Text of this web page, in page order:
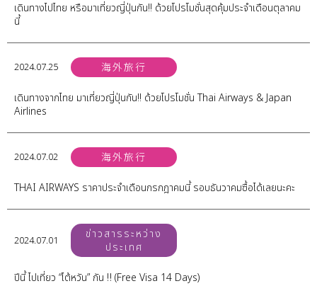
เดินทางไปไทย หรือมาเที่ยวญี่ปุ่นกัน!! ด้วยโปรโมชั่นสุดคุ้มประจำเดือนตุลาคม
นี้
2024.07.25 海外旅行
เดินทางจากไทย มาเที่ยวญี่ปุ่นกัน!! ด้วยโปรโมชั่น Thai Airways & Japan
Airlines
2024.07.02 海外旅行
THAI AIRWAYS ราคาประจำเดือนกรกฎาคมนี้ รอบธันวาคมซื้อได้เลยนะคะ
2024.07.01
ข่าวสารระหว่าง
ประเทศ
ปีนี้ ไปเที่ยว “ไต้หวัน” กัน ‼️ (Free Visa 14 Days)